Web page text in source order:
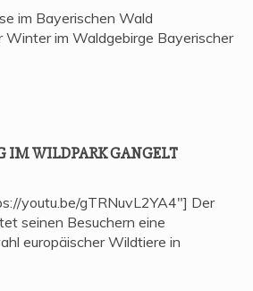
im Bayerischen Wald
Winter im Waldgebirge Bayerischer
IM WILD­PARK GANGELT
youtu.be/gTRNuvL2YA4"] Der
seinen Besuchern eine
europäischer Wildtiere in